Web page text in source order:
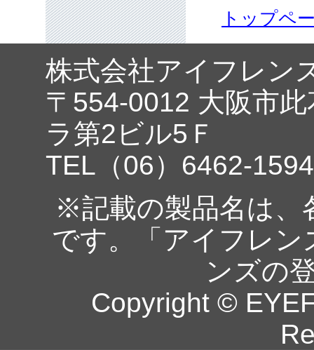
トップペ
株式会社アイフレン
〒554-0012 大阪市
ラ第2ビル5Ｆ
TEL（06）6462-
※記載の製品名は、
です。「アイフレ
ンズの
Copyright ©